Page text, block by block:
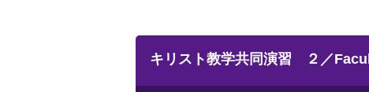
キリスト教学共同演習 ２／